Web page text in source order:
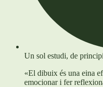
Un sol estudi, de
«El dibuix és una eina
emocionar i fer